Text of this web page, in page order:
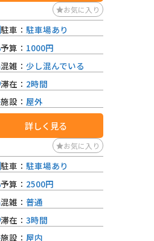
お気に入り
駐車： 駐車場あり
予算： 1000円
混雑： 少し混んでいる
滞在： 2時間
施設： 屋外
詳しく見る
お気に入り
駐車： 駐車場あり
予算： 2500円
混雑： 普通
滞在： 3時間
施設： 屋内